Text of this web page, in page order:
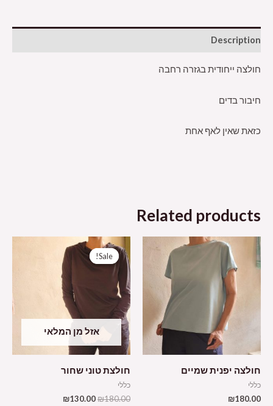
Description
חולצה ייחודית בגזרה רחבה
חיבור בדים
כזאת שאין לאף אחת
Related products
חולצה יפנית שמיים
כללי
₪180.00
Sale!
אזל מן המלאי
Sale!
חולצת טוני שחור
כללי
₪180.00
₪130.00